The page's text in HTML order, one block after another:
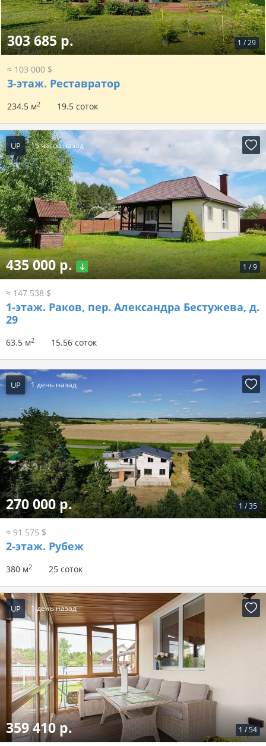
1 /29
303 685 р.
≈ 103 000 $
3-этаж. Реставратор
234.5 м2 19.5 соток
UP 15 часов назад
1 /9
435 000 р.
≈ 147 538 $
1-этаж. Раков, пер. Александра Бестужева, д.
29
63.5 м2 15.56 соток
UP 1 день назад
1 /35
270 000 р.
≈ 91 575 $
2-этаж. Рубеж
380 м2 25 соток
UP 1 день назад
1 /54
359 410 р.